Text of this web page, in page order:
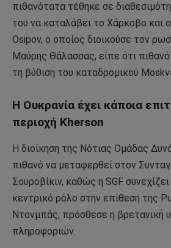
πιθανότατα τέθηκε σε
του να καταλάβει το Χάρκοβο και
Osipov, ο οποίος διοικούσε τον
Μαύρης Θάλασσας, είπε ότι
τη βύθιση του καταδρομικού
Η Ουκρανία έχει κάποια
περιοχή Kherson
Η διοίκηση της Νότιας Ομάδας
πιθανό να μεταφερθεί στον
Σουροβίκιν, καθώς η SGF
κεντρικό ρόλο στην επίθεση της
Ντονμπάς, πρόσθεσε η βρετανική
πληροφοριών.